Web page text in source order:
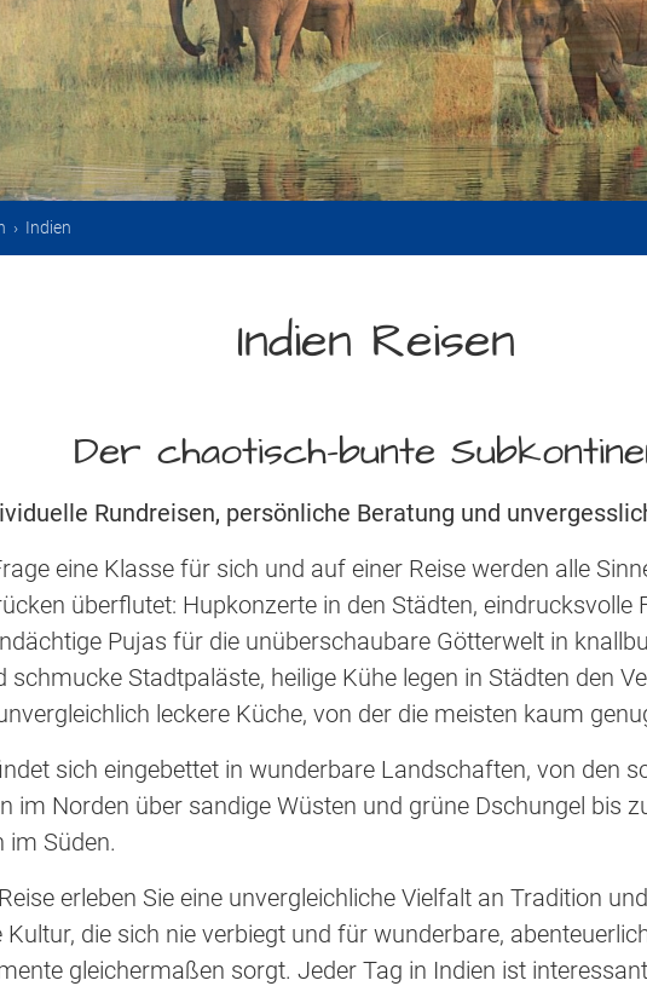
› Indien
Indien Reisen
Der chaotisch-bunte
Rundreisen, persönliche Beratung und
eine Klasse für sich und auf einer Reise werden alle
überflutet: Hupkonzerte in den Städten, eindrucksvolle
Pujas für die unüberschaubare Götterwelt in
Stadtpaläste, heilige Kühe legen in Städten den
leckere Küche, von der die meisten kaum
sich eingebettet in wunderbare Landschaften, von den
im Norden über sandige Wüsten und grüne Dschungel bis
im Süden.
erleben Sie eine unvergleichliche Vielfalt an Tradition
die sich nie verbiegt und für wunderbare,
gleichermaßen sorgt. Jeder Tag in Indien ist